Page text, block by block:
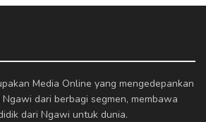
Media Online yang mengedepankan
dari berbagi segmen, membawa
dari Ngawi untuk dunia.